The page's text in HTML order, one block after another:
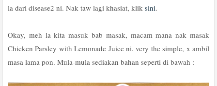
la dari disease2 ni. Nak taw lagi khasiat, klik sini.
Okay, meh la kita masuk bab masak, macam mana nak masak
Chicken Parsley with Lemonade Juice ni. very the simple, x ambil
masa lama pon. Mula-mula sediakan bahan seperti di bawah :